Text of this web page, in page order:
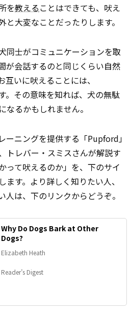
を教えることはできても、吠え
と大変なことだったりします。
同士がコミュニケーションを取
が会話するのと同じくらい自然
いに吠えることには、
。その意味を知れば、犬の無駄
なるかもしれません。
ーニングを提供する「Pupford」
トレバー・スミスさんが解説す
って吠えるのか」を、下のサイ
ます。より詳しく知りたい人、
人は、下のリンクからどうぞ。
Why Do Dogs Bark at Other
Dogs?
Elizabeth Heath
Reader’s Digest